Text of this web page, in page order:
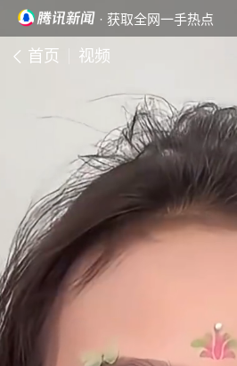
· 获取全网一手热点
首页 视频